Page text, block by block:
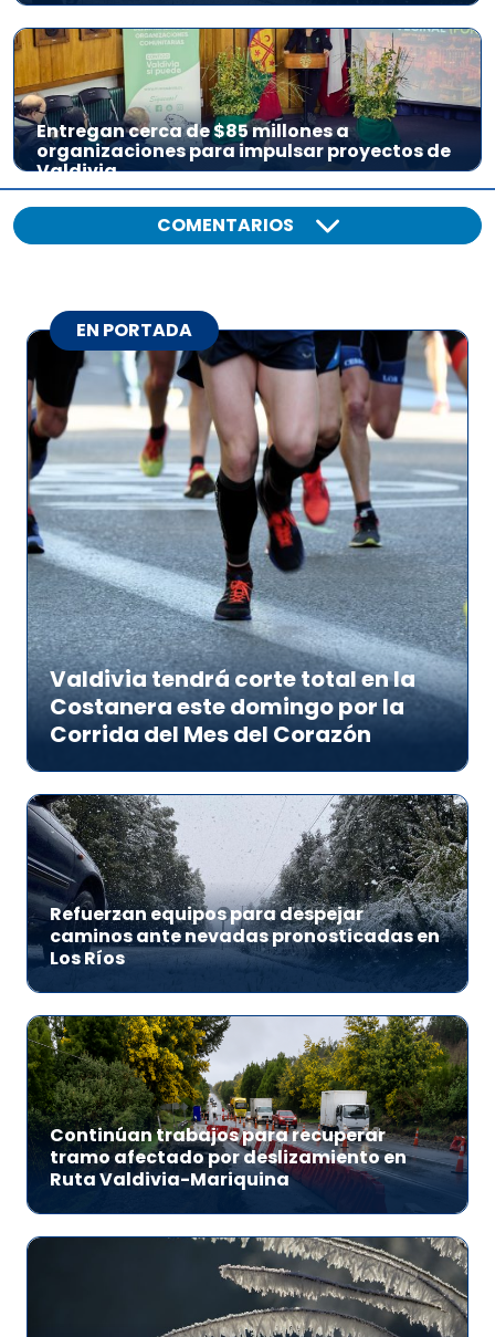
Entregan cerca de $85 millones a
organizaciones para impulsar proyectos de
Valdivia
COMENTARIOS
EN PORTADA
Valdivia tendrá corte total en la
Costanera este domingo por la
Corrida del Mes del Corazón
Refuerzan equipos para despejar
caminos ante nevadas pronosticadas en
Los Ríos
Continúan trabajos para recuperar
tramo afectado por deslizamiento en
Ruta Valdivia-Mariquina